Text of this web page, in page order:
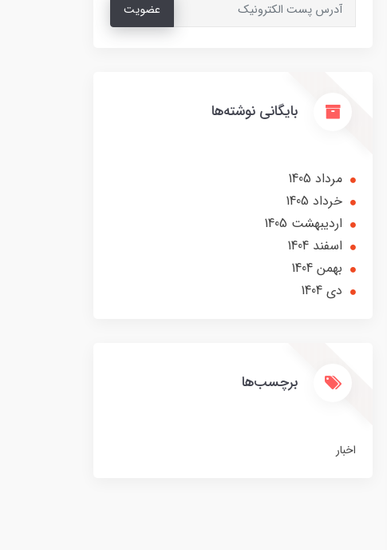
عضویت
بایگانی نوشته‌ها
مرداد 1405
خرداد 1405
ارديبهشت 1405
اسفند 1404
بهمن 1404
دی 1404
برچسب‌ها
اخبار